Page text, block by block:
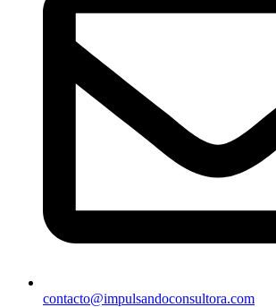
contacto@impulsandoconsultora.com